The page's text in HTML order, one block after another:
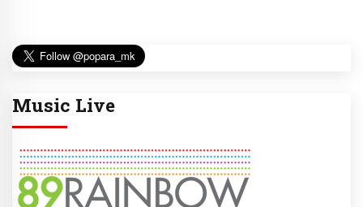
Music Live